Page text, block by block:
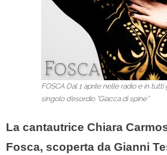
FOSCA Dal 1 aprile nelle radio e in tutti
singolo d’esordio “Giacca di spine”
La cantautrice Chiara
Fosca, scoperta da Gianni